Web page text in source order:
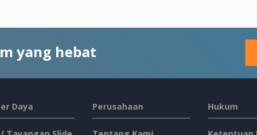
yang hebat
Daya Perusahaan Hukum